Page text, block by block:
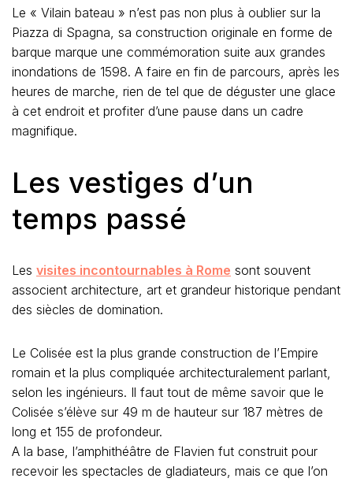
Le « Vilain bateau » n’est pas non plus à oublier sur la
Piazza di Spagna, sa construction originale en forme de
barque marque une commémoration suite aux grandes
inondations de 1598. A faire en fin de parcours, après les
heures de marche, rien de tel que de déguster une glace
à cet endroit et profiter d’une pause dans un cadre
magnifique.
Les vestiges d’un
temps passé
Les visites incontournables à Rome sont souvent
associent architecture, art et grandeur historique pendant
des siècles de domination.
Le Colisée est la plus grande construction de l’Empire
romain et la plus compliquée architecturalement parlant,
selon les ingénieurs. Il faut tout de même savoir que le
Colisée s’élève sur 49 m de hauteur sur 187 mètres de
long et 155 de profondeur.
A la base, l’amphithéâtre de Flavien fut construit pour
recevoir les spectacles de gladiateurs, mais ce que l’on